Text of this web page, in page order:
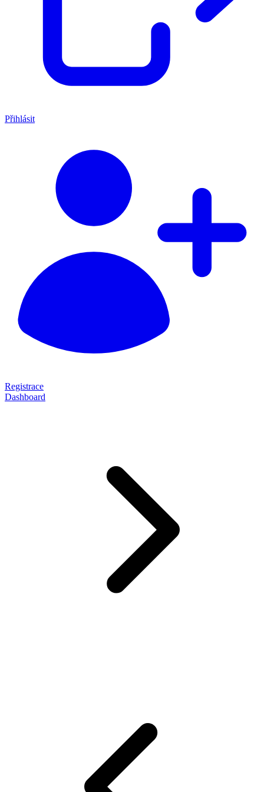
Přihlásit
Registrace
Dashboard